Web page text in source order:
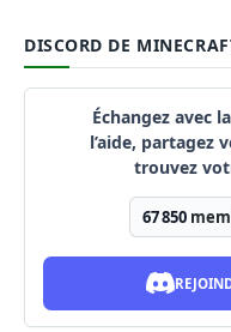
DISCORD DE
Échangez avec
l’aide, partagez
trouvez
67 850